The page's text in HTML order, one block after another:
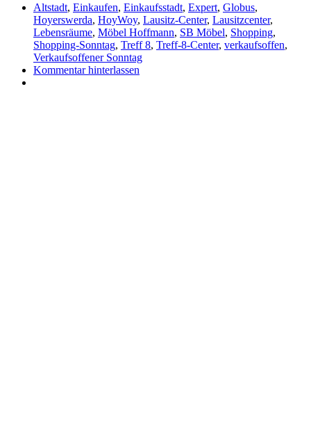
Altstadt, Einkaufen, Einkaufsstadt, Expert, Globus,
Hoyerswerda, HoyWoy, Lausitz-Center, Lausitzcenter,
Lebensräume, Möbel Hoffmann, SB Möbel, Shopping,
Shopping-Sonntag, Treff 8, Treff-8-Center, verkaufsoffen,
Verkaufsoffener Sonntag
Kommentar hinterlassen